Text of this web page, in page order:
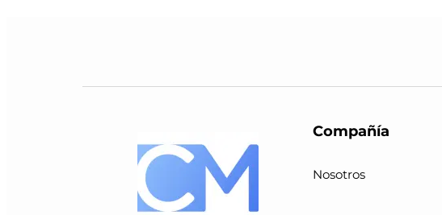
Compañía
Nosotros